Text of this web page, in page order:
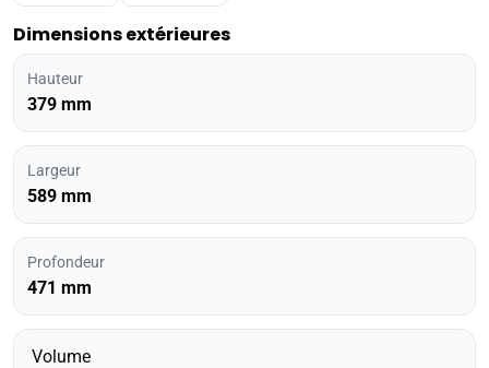
Dimensions extérieures
Hauteur
379 mm
Largeur
589 mm
Profondeur
471 mm
Volume